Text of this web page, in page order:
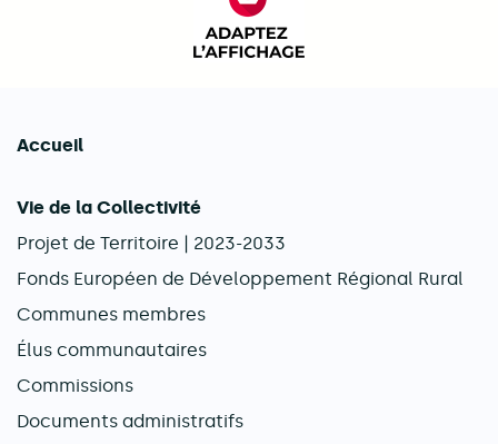
FACIL'iti : Adaptez
Accueil
Vie de la Collectivité
Projet de Territoire | 2023-2033
Fonds Européen de Développement Régional Rural
Communes membres
Élus communautaires
Commissions
Documents administratifs